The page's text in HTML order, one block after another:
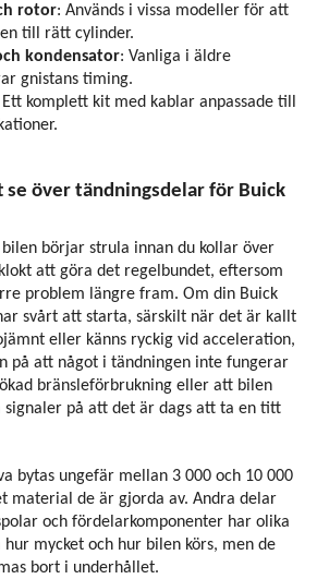
rotor: Används i vissa modeller för att
till rätt cylinder.
kondensator: Vanliga i äldre
gnistans timing.
Ett komplett kit med kablar anpassade till
se över tändningsdelar för Buick
börjar strula innan du kollar över
att göra det regelbundet, eftersom
problem längre fram. Om din Buick
svårt att starta, särskilt när det är kallt
eller känns ryckig vid acceleration,
på att något i tändningen inte fungerar
bränsleförbrukning eller att bilen
på att det är dags att ta en titt
bytas ungefär mellan 3 000 och 10 000
material de är gjorda av. Andra delar
och fördelarkomponenter har olika
mycket och hur bilen körs, men de
bort i underhållet.